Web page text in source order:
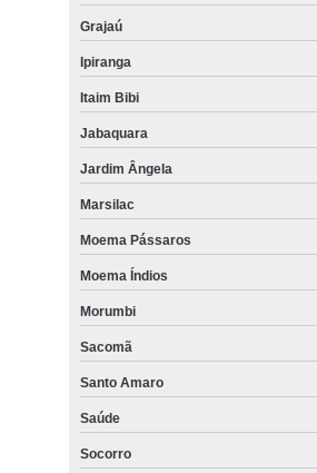
Grajaú
Ipiranga
Itaim Bibi
Jabaquara
Jardim Ângela
Marsilac
Moema Pássaros
Moema Índios
Morumbi
Sacomã
Santo Amaro
Saúde
Socorro